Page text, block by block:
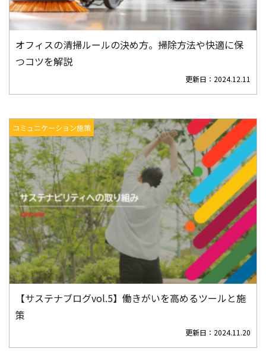
オフィスの清掃ルールの決め方。掃除方法や快適に保
つコツを解説
更新日： 2024.12.11
コミュニケーション施策
【サステナブログvol.5】働きがいを高めるツールと施
策
更新日： 2024.11.20